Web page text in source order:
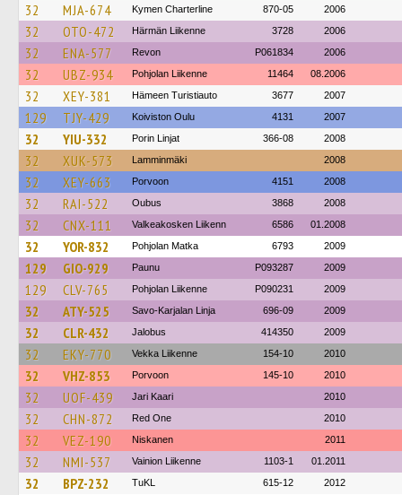
32 MJA-674 Kymen Charterline 870-05 2006
32 OTO-472 Härmän Liikenne 3728 2006
32 ENA-577 Revon P061834 2006
32 UBZ-934 Pohjolan Liikenne 11464 08.2006
32 XEY-381 Hämeen Turistiauto 3677 2007
129 TJY-429 Koiviston Oulu 4131 2007
32 YIU-332 Porin Linjat 366-08 2008
32 XUK-573 Lamminmäki 2008
32 XEY-663 Porvoon 4151 2008
32 RAI-522 Oubus 3868 2008
32 CNX-111 Valkeakosken Liikenn 6586 01.2008
32 YOR-832 Pohjolan Matka 6793 2009
129 GIO-929 Paunu P093287 2009
129 CLV-765 Pohjolan Liikenne P090231 2009
32 ATY-525 Savo-Karjalan Linja 696-09 2009
32 CLR-432 Jalobus 414350 2009
32 EKY-770 Vekka Liikenne 154-10 2010
32 VHZ-853 Porvoon 145-10 2010
32 UOF-439 Jari Kaari 2010
32 CHN-872 Red One 2010
32 VEZ-190 Niskanen 2011
32 NMI-537 Vainion Liikenne 1103-1 01.2011
32 BPZ-232 TuKL 615-12 2012